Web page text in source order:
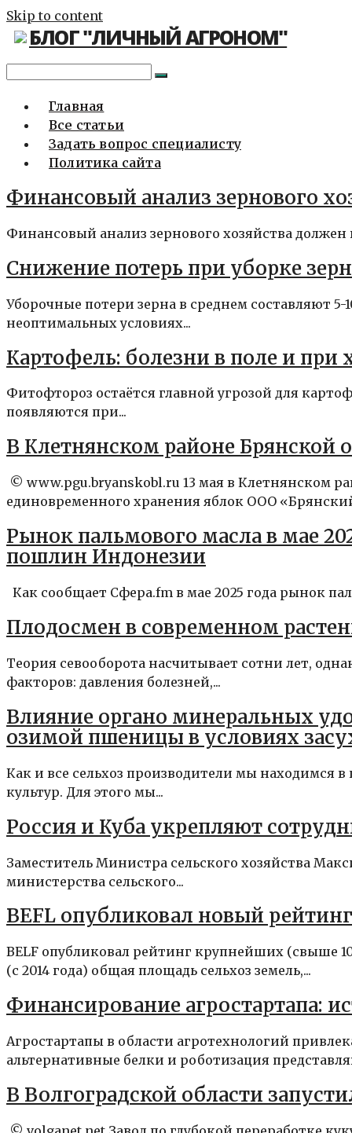
Skip to content
БЛОГ "ЛИЧНЫЙ АГРОНОМ"
Главная
Все статьи
Задать вопрос специалисту
Политика сайта
Финансовый анализ зернового
Финансовый анализ зернового хозяйства должен
Снижение потерь при уборке
Уборочные потери зерна в среднем составляют
неоптимальных условиях...
Картофель: болезни в поле и при
Фитофтороз остаётся главной угрозой для
появляются при...
В Клетнянском районе Брянской
© www.pgu.bryanskobl.ru 13 мая в Клетнянском
единовременного хранения яблок ООО
Рынок пальмового масла в мае
пошлин Индонезии
Как сообщает Сфера.fm в мае 2025 года рынок
Плодосмен в современном
Теория севооборота насчитывает сотни лет,
факторов: давления болезней,...
Влияние органо минеральных
озимой пшеницы в условиях
Как и все сельхоз производители мы находимся
культур. Для этого мы...
Россия и Куба укрепляют
Заместитель Министра сельского хозяйства
министерства сельского...
BEFL опубликовал новый
BELF опубликовал рейтинг крупнейших (свыше
(с 2014 года) общая площадь сельхоз земель,...
Финансирование агростартапа:
Агростартапы в области агротехнологий
альтернативные белки и роботизация
В Волгоградской области